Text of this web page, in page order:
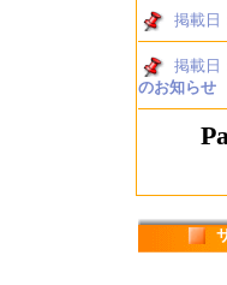
掲載日
掲載日
のお知らせ